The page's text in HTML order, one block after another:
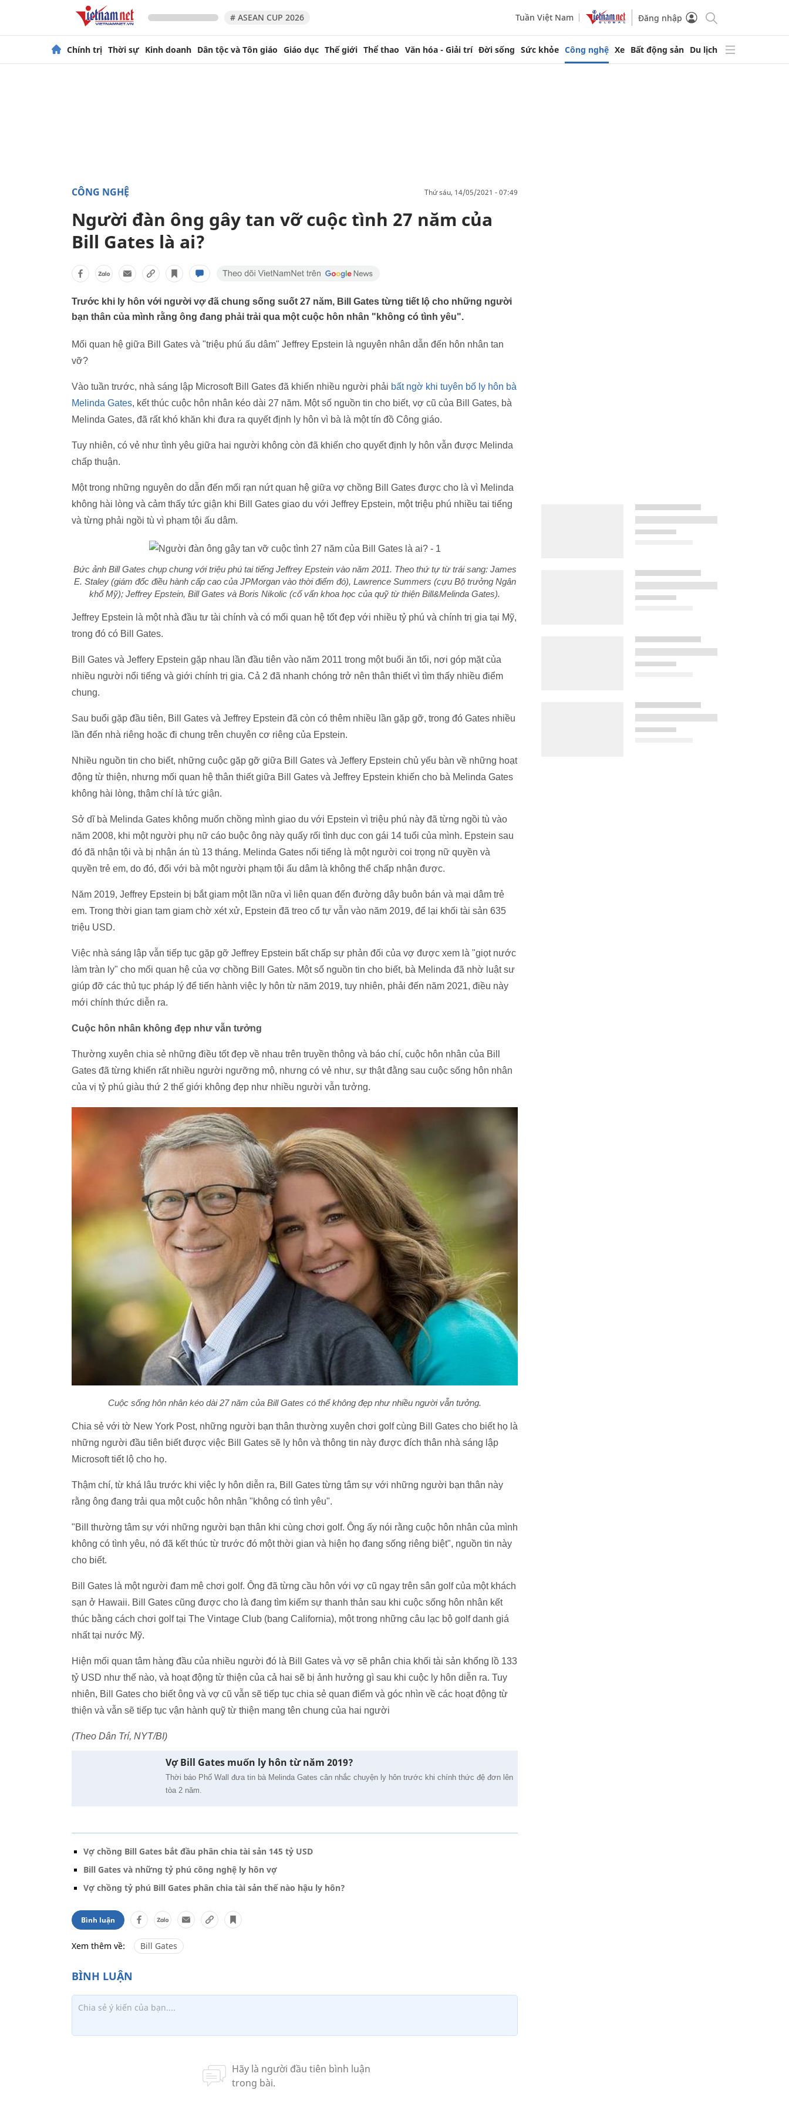
# ASEAN CUP 2026 Tuần Việt Nam Đăng nhập
Chính trị Thời sự Kinh doanh Dân tộc và Tôn giáo Giáo dục Thế giới Thể thao Văn hóa - Giải trí Đời sống Sức khỏe Công nghệ Xe Bất động sản Du lịch
CÔNG NGHỆ thứ sáu, 14/05/2021 - 07:49
Người đàn ông gây tan vỡ cuộc tình 27 năm của
Bill Gates là ai?
Trước khi ly hôn với người vợ đã chung sống suốt 27 năm, Bill Gates từng tiết lộ cho những người
bạn thân của mình rằng ông đang phải trải qua một cuộc hôn nhân "không có tình yêu".
Mối quan hệ giữa Bill Gates và "triệu phú ấu dâm" Jeffrey Epstein là nguyên nhân dẫn đến hôn nhân tan
vỡ?
Vào tuần trước, nhà sáng lập Microsoft Bill Gates đã khiến nhiều người phải bất ngờ khi tuyên bố ly hôn bà
Melinda Gates, kết thúc cuộc hôn nhân kéo dài 27 năm. Một số nguồn tin cho biết, vợ cũ của Bill Gates, bà
Melinda Gates, đã rất khó khăn khi đưa ra quyết định ly hôn vì bà là một tín đồ Công giáo.
Tuy nhiên, có vẻ như tình yêu giữa hai người không còn đã khiến cho quyết định ly hôn vẫn được Melinda
chấp thuận.
Một trong những nguyên do dẫn đến mối rạn nứt quan hệ giữa vợ chồng Bill Gates được cho là vì Melinda
không hài lòng và cảm thấy tức giận khi Bill Gates giao du với Jeffrey Epstein, một triệu phú nhiều tai tiếng
và từng phải ngồi tù vì phạm tội ấu dâm.
Bức ảnh Bill Gates chụp chung với triệu phú tai tiếng Jeffrey Epstein vào năm 2011. Theo thứ tự từ trái sang: James
E. Staley (giám đốc điều hành cấp cao của JPMorgan vào thời điểm đó), Lawrence Summers (cựu Bộ trưởng Ngân
khố Mỹ); Jeffrey Epstein, Bill Gates và Boris Nikolic (cố vấn khoa học của quỹ từ thiện Bill&Melinda Gates).
Jeffrey Epstein là một nhà đầu tư tài chính và có mối quan hệ tốt đẹp với nhiều tỷ phú và chính trị gia tại Mỹ,
trong đó có Bill Gates.
Bill Gates và Jeffery Epstein gặp nhau lần đầu tiên vào năm 2011 trong một buổi ăn tối, nơi góp mặt của
nhiều người nổi tiếng và giới chính trị gia. Cả 2 đã nhanh chóng trở nên thân thiết vì tìm thấy nhiều điểm
chung.
Sau buổi gặp đầu tiên, Bill Gates và Jeffrey Epstein đã còn có thêm nhiều lần gặp gỡ, trong đó Gates nhiều
lần đến nhà riêng hoặc đi chung trên chuyên cơ riêng của Epstein.
Nhiều nguồn tin cho biết, những cuộc gặp gỡ giữa Bill Gates và Jeffery Epstein chủ yếu bàn về những hoạt
động từ thiện, nhưng mối quan hệ thân thiết giữa Bill Gates và Jeffrey Epstein khiến cho bà Melinda Gates
không hài lòng, thậm chí là tức giận.
Sở dĩ bà Melinda Gates không muốn chồng mình giao du với Epstein vì triệu phú này đã từng ngồi tù vào
năm 2008, khi một người phụ nữ cáo buộc ông này quấy rối tình dục con gái 14 tuổi của mình. Epstein sau
đó đã nhận tội và bị nhận án tù 13 tháng. Melinda Gates nổi tiếng là một người coi trọng nữ quyền và
quyền trẻ em, do đó, đối với bà một người phạm tội ấu dâm là không thể chấp nhận được.
Năm 2019, Jeffrey Epstein bị bắt giam một lần nữa vì liên quan đến đường dây buôn bán và mại dâm trẻ
em. Trong thời gian tạm giam chờ xét xử, Epstein đã treo cổ tự vẫn vào năm 2019, để lại khối tài sản 635
triệu USD.
Việc nhà sáng lập vẫn tiếp tục gặp gỡ Jeffrey Epstein bất chấp sự phản đối của vợ được xem là "giọt nước
làm tràn ly" cho mối quan hệ của vợ chồng Bill Gates. Một số nguồn tin cho biết, bà Melinda đã nhờ luật sư
giúp đỡ các thủ tục pháp lý để tiến hành việc ly hôn từ năm 2019, tuy nhiên, phải đến năm 2021, điều này
mới chính thức diễn ra.
Cuộc hôn nhân không đẹp như vẫn tưởng
Thường xuyên chia sẻ những điều tốt đẹp về nhau trên truyền thông và báo chí, cuộc hôn nhân của Bill
Gates đã từng khiến rất nhiều người ngưỡng mộ, nhưng có vẻ như, sự thật đằng sau cuộc sống hôn nhân
của vị tỷ phú giàu thứ 2 thế giới không đẹp như nhiều người vẫn tưởng.
Cuộc sống hôn nhân kéo dài 27 năm của Bill Gates có thể không đẹp như nhiều người vẫn tưởng.
Chia sẻ với tờ New York Post, những người bạn thân thường xuyên chơi golf cùng Bill Gates cho biết họ là
những người đầu tiên biết được việc Bill Gates sẽ ly hôn và thông tin này được đích thân nhà sáng lập
Microsoft tiết lộ cho họ.
Thậm chí, từ khá lâu trước khi việc ly hôn diễn ra, Bill Gates từng tâm sự với những người bạn thân này
rằng ông đang trải qua một cuộc hôn nhân "không có tình yêu".
"Bill thường tâm sự với những người bạn thân khi cùng chơi golf. Ông ấy nói rằng cuộc hôn nhân của mình
không có tình yêu, nó đã kết thúc từ trước đó một thời gian và hiện họ đang sống riêng biệt", nguồn tin này
cho biết.
Bill Gates là một người đam mê chơi golf. Ông đã từng cầu hôn với vợ cũ ngay trên sân golf của một khách
sạn ở Hawaii. Bill Gates cũng được cho là đang tìm kiếm sự thanh thản sau khi cuộc sống hôn nhân kết
thúc bằng cách chơi golf tại The Vintage Club (bang California), một trong những câu lạc bộ golf danh giá
nhất tại nước Mỹ.
Hiện mối quan tâm hàng đầu của nhiều người đó là Bill Gates và vợ sẽ phân chia khối tài sản khổng lồ 133
tỷ USD như thế nào, và hoạt động từ thiện của cả hai sẽ bị ảnh hưởng gì sau khi cuộc ly hôn diễn ra. Tuy
nhiên, Bill Gates cho biết ông và vợ cũ vẫn sẽ tiếp tục chia sẻ quan điểm và góc nhìn về các hoạt động từ
thiện và vẫn sẽ tiếp tục vận hành quỹ từ thiện mang tên chung của hai người
(Theo Dân Trí, NYT/BI)
Vợ Bill Gates muốn ly hôn từ năm 2019?
Thời báo Phố Wall đưa tin bà Melinda Gates cân nhắc chuyện ly hôn trước khi chính thức đệ đơn lên
tòa 2 năm.
Vợ chồng Bill Gates bắt đầu phân chia tài sản 145 tỷ USD
Bill Gates và những tỷ phú công nghệ ly hôn vợ
Vợ chồng tỷ phú Bill Gates phân chia tài sản thế nào hậu ly hôn?
Bình luận
Xem thêm về: Bill Gates